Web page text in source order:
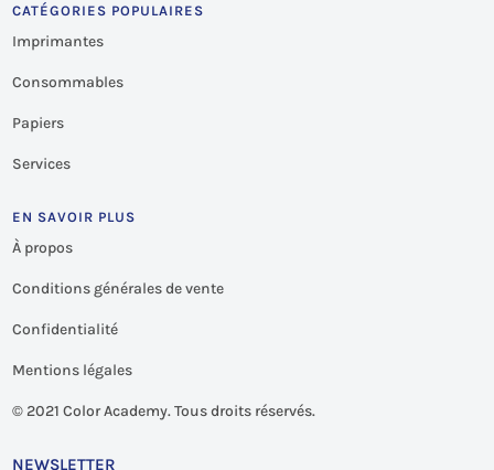
CATÉGORIES POPULAIRES
Imprimantes
Consommables
Papiers
Services
EN SAVOIR PLUS
À propos
Conditions générales de vente
Confidentialité
Mentions légales
© 2021 Color Academy. Tous droits réservés.
NEWSLETTER